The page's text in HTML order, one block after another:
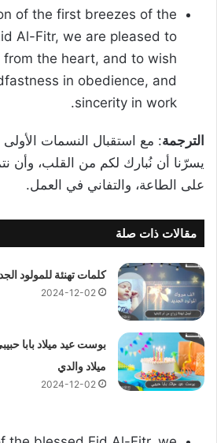
of the first breezes of the
Al-Fitr, we are pleased to
from the heart, and to wish
in obedience, and
sincerity in work.
الترجمة: مع استقبال النسمات
يسرّنا أن نُبارك لكم من القلب، وأن
على الطاعة، والتفاني في العمل.
مقالات ذات صلة
كلمات تهنئة للمولود
2024-12-02
ميلاد والدي
2024-12-02